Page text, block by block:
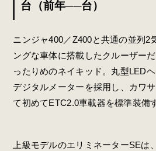
台（前年──台）
ニンジャ400／Z400と共通の並列2
ングな車体に搭載したクルーザー
ったりめのネイキッド。丸型LED
デジタルメーターを採用し、カワ
て初めてETC2.0車載器を標準装備
上級モデルのエリミネーターSEは